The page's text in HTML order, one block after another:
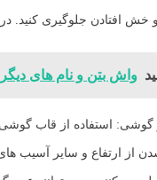
خش افتادن جلوگیری کنید.
واش بتن و نام های
گوشی: استفاده از قاب
از ارتفاع و سایر آسیب